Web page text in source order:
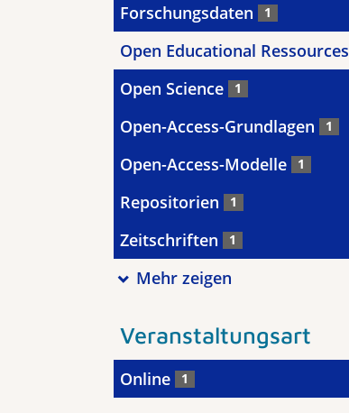
Forschungsdaten 1
Open Educational Ressources
Open Science 1
Open-Access-Grundlagen 1
Open-Access-Modelle 1
Repositorien 1
Zeitschriften 1
Mehr zeigen
Veranstaltungsart
Online 1